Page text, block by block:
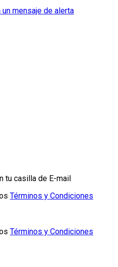
mensaje de alerta
tu casilla de E-mail
Términos y Condiciones
Términos y Condiciones